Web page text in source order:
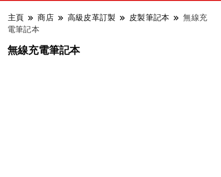
主頁 商店 高級皮革訂製 皮製筆記本
無線充
電筆記本
無線充電筆記本